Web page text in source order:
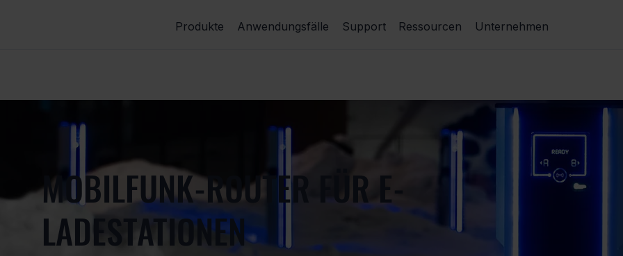
Produkte Anwendungsfälle Support Ressourcen Unternehmen
MOBILFUNK-ROUTER FÜR E-
LADESTATIONEN